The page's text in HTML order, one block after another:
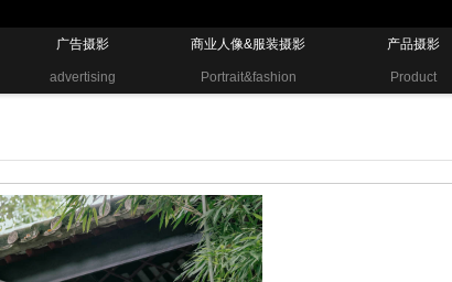
广告摄影
advertising
商业人像&服装摄影
Portrait&fashion
产品摄影
Product